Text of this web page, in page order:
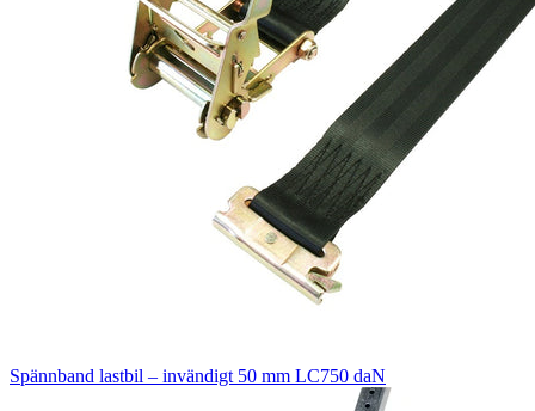
Spännband lastbil – invändigt 50 mm LC750 daN